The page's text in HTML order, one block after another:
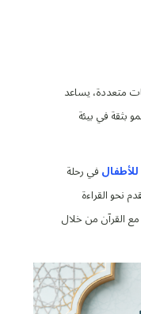
متعددة، يساعد
بثقة في بيئة
في رحلة
نحو القراءة
القرآن من خلال